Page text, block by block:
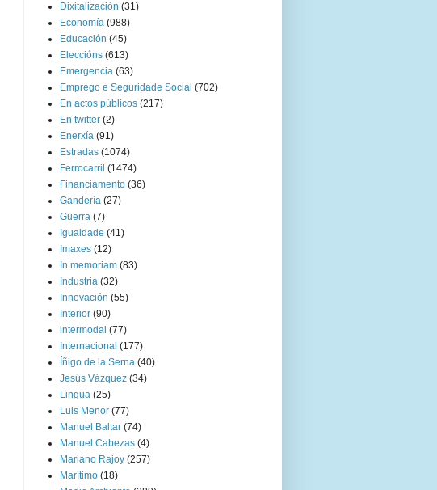
Dixitalización (31)
Economía (988)
Educación (45)
Eleccións (613)
Emergencia (63)
Emprego e Seguridade Social (702)
En actos públicos (217)
En twitter (2)
Enerxía (91)
Estradas (1074)
Ferrocarril (1474)
Financiamento (36)
Gandería (27)
Guerra (7)
Igualdade (41)
Imaxes (12)
In memoriam (83)
Industria (32)
Innovación (55)
Interior (90)
intermodal (77)
Internacional (177)
Íñigo de la Serna (40)
Jesús Vázquez (34)
Lingua (25)
Luis Menor (77)
Manuel Baltar (74)
Manuel Cabezas (4)
Mariano Rajoy (257)
Marítimo (18)